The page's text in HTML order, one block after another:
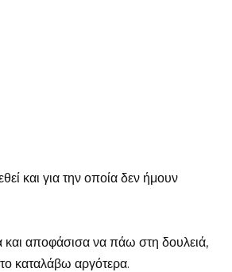
και για την οποία δεν ήμουν
και αποφάσισα να πάω στη δουλειά,
καταλάβω αργότερα.